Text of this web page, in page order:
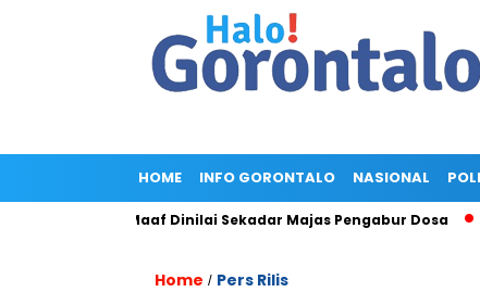
HOME INFO GORONTALO NASIONAL
Maaf Dinilai Sekadar Majas Pengabur Dosa
Home / Pers Rilis